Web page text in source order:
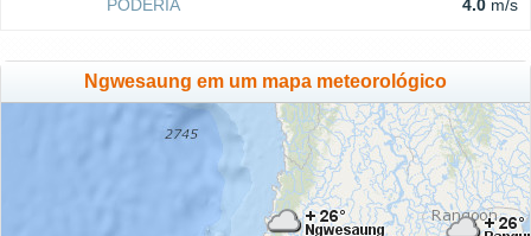
PODERIA
4.0 m/s
Ngwesaung em um mapa meteorológico